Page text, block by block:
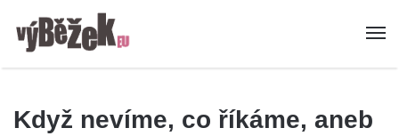
Když nevíme, co říkáme, aneb